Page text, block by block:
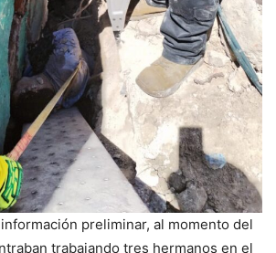
preliminar, al momento del
trabajando tres hermanos en el